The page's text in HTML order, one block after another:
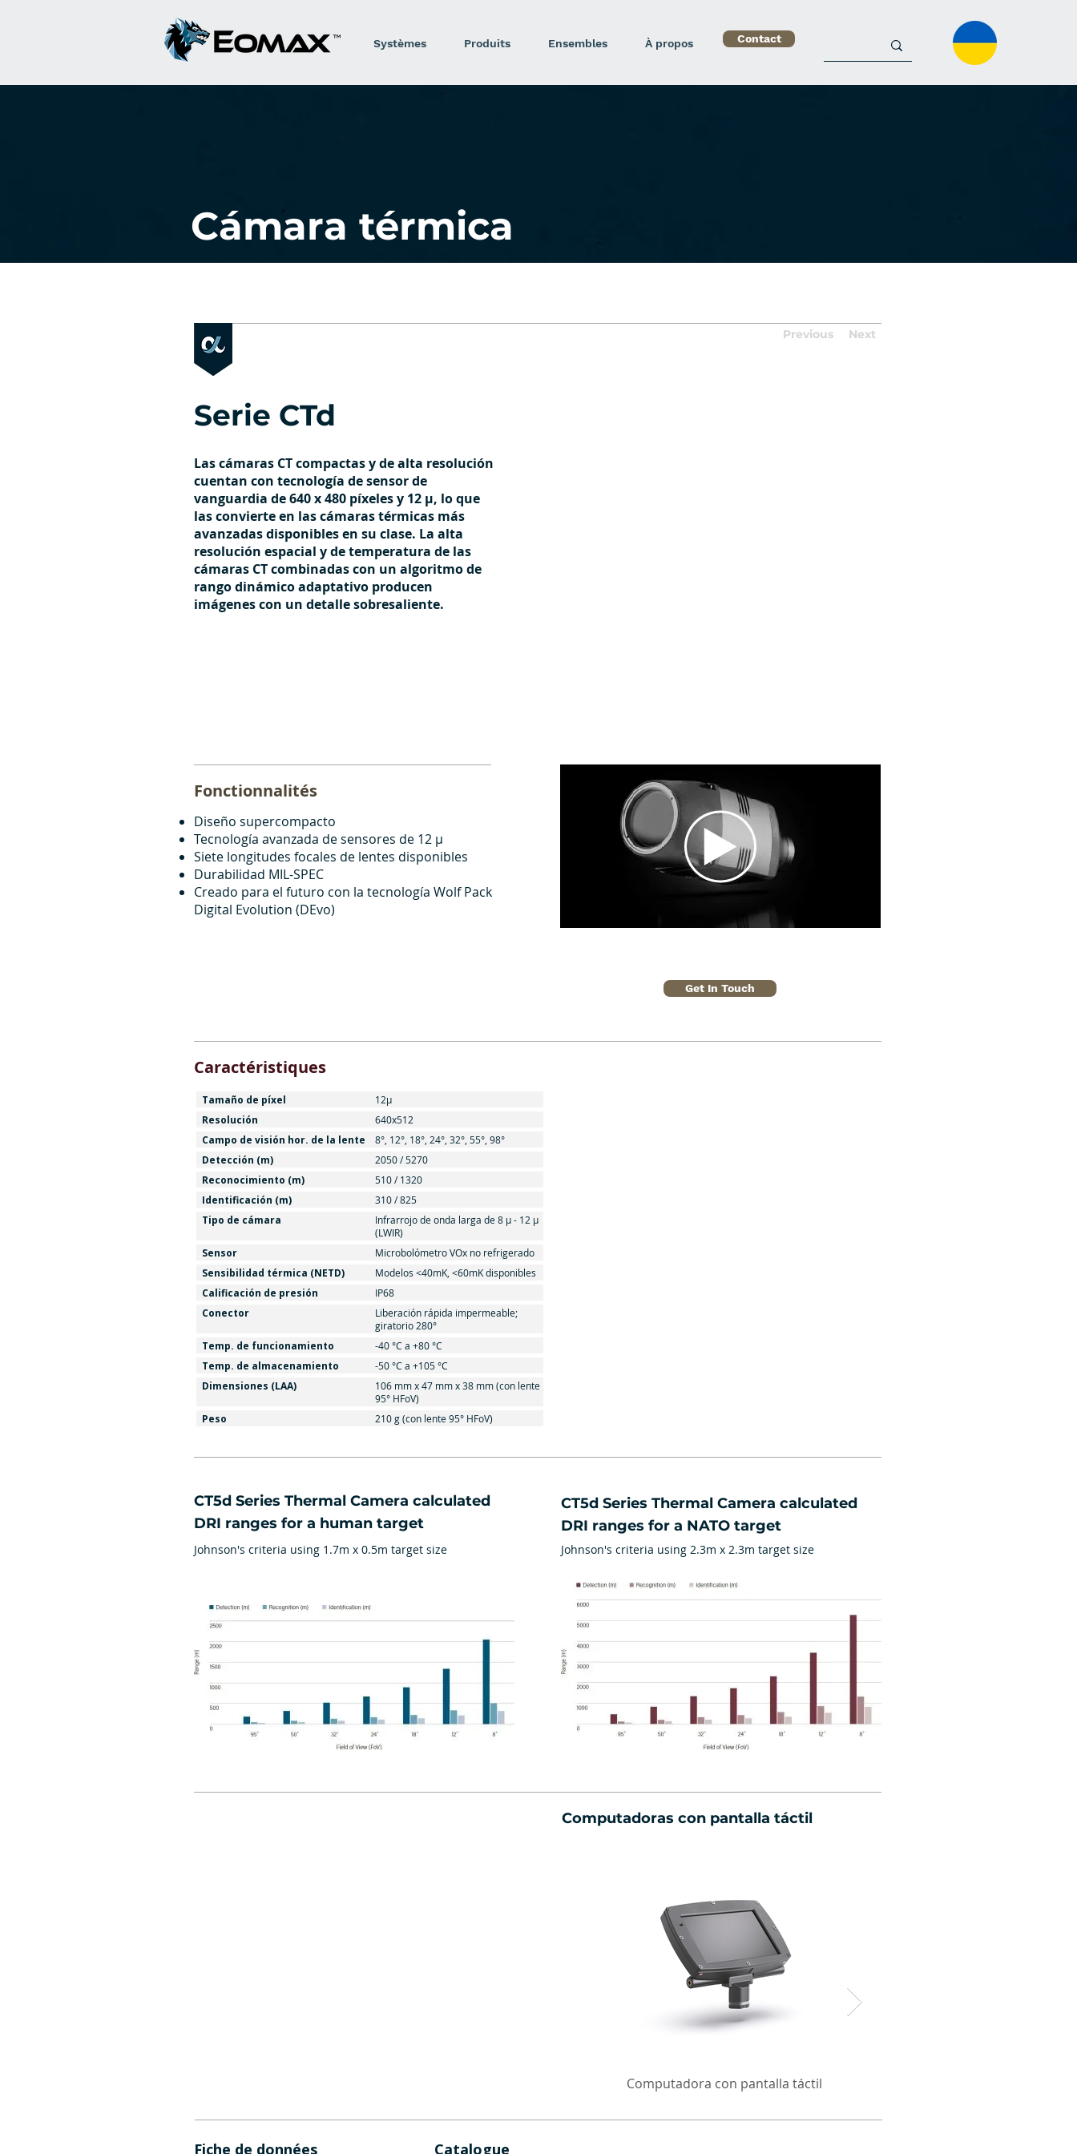
Systèmes Produits Ensembles À propos Contact
Cámara térmica
Previous Next
Serie CTd
Las cámaras CT compactas y de alta resolución
cuentan con tecnología de sensor de
vanguardia de 640 x 480 píxeles y 12 μ, lo que
las convierte en las cámaras térmicas más
avanzadas disponibles en su clase. La alta
resolución espacial y de temperatura de las
cámaras CT combinadas con un algoritmo de
rango dinámico adaptativo producen
imágenes con un detalle sobresaliente.
Fonctionnalités
Diseño supercompacto
Tecnología avanzada de sensores de 12 μ
Siete longitudes focales de lentes disponibles
Durabilidad MIL-SPEC
Creado para el futuro con la tecnología Wolf Pack
Digital Evolution (DEvo)
Get In Touch
Caractéristiques
Tamaño de píxel 12μ
Resolución 640x512
Campo de visión hor. de la lente 8°, 12°, 18°, 24°, 32°, 55°, 98°
Detección (m) 2050 / 5270
Reconocimiento (m) 510 / 1320
Identificación (m) 310 / 825
Tipo de cámara
Infrarrojo de onda larga de 8 μ - 12 μ
(LWIR)
Sensor Microbolómetro VOx no refrigerado
Sensibilidad térmica (NETD) Modelos <40mK, <60mK disponibles
Calificación de presión IP68
Conector
Liberación rápida impermeable;
giratorio 280°
Temp. de funcionamiento -40 °C a +80 °C
Temp. de almacenamiento -50 °C a +105 °C
Dimensiones (LAA)
106 mm x 47 mm x 38 mm (con lente
95° HFoV)
Peso 210 g (con lente 95° HFoV)
​CT5d Series Thermal Camera calculated
DRI ranges for a human target
Johnson's criteria using 1.7m x 0.5m target size
CT5d Series Thermal Camera calculated
DRI ranges for a NATO target
Johnson's criteria using 2.3m x 2.3m target size
Computadoras con pantalla táctil
Computadora con pantalla táctil
Fiche de données Catalogue